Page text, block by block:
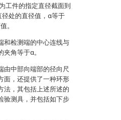
工件的指定直径截面到
处的直径值，α等于
。
和检测端的中心连线与
角等于α。
由中部向端部的径向尺
面，还提供了一种环形
法，其包括上述所述的
验测具，并包括如下步